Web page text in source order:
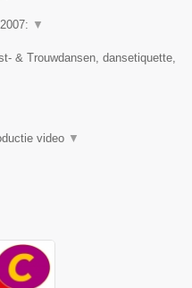
▼
& Trouwdansen, dansetiquette,
video ▼